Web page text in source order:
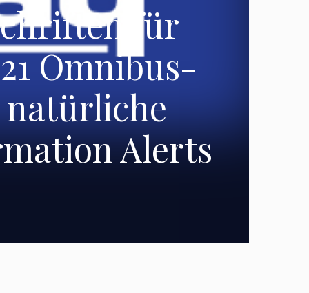
für
Omnibus-
natürliche
Alerts